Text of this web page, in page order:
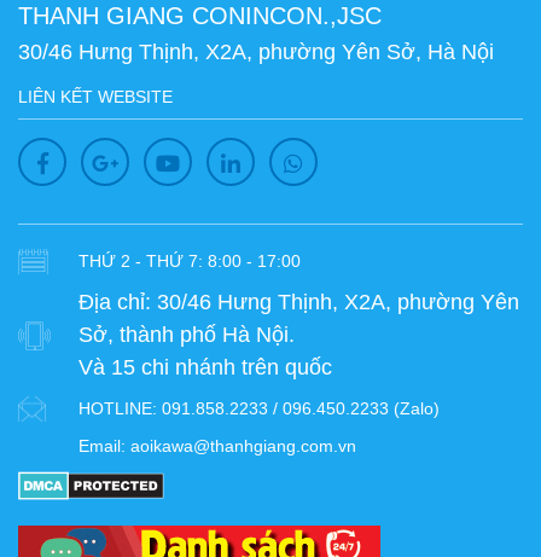
THANH GIANG CONINCON.,JSC
30/46 Hưng Thịnh, X2A, phường Yên Sở, Hà Nội
LIÊN KẾT WEBSITE
THỨ 2 - THỨ 7: 8:00 - 17:00
Địa chỉ: 30/46 Hưng Thịnh, X2A, phường Yên
Sở, thành phố Hà Nội.
Và 15 chi nhánh trên quốc
HOTLINE: 091.858.2233 / 096.450.2233 (Zalo)
Email: aoikawa@thanhgiang.com.vn